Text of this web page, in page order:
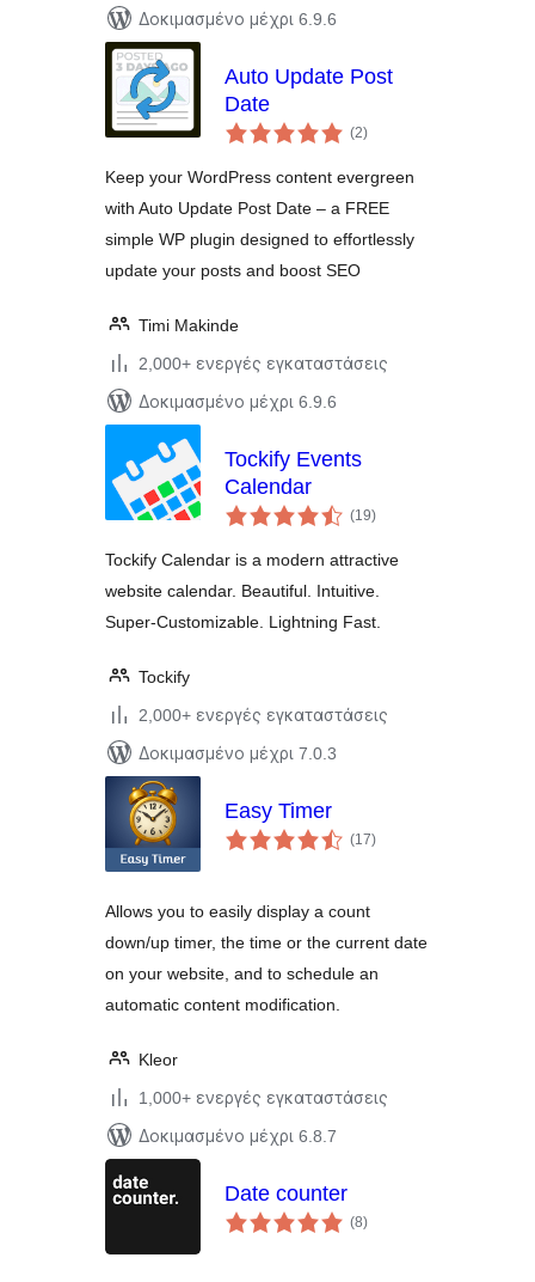
Δοκιμασμένο μέχρι 6.9.6
Auto Update Post
Date
(2αξιολογήσεις
σύνολο
)
Keep your WordPress content evergreen
with Auto Update Post Date – a FREE
simple WP plugin designed to effortlessly
update your posts and boost SEO
Timi Makinde
2,000+ ενεργές εγκαταστάσεις
Δοκιμασμένο μέχρι 6.9.6
Tockify Events
Calendar
(19αξιολογήσεις
σύνολο
)
Tockify Calendar is a modern attractive
website calendar. Beautiful. Intuitive.
Super-Customizable. Lightning Fast.
Tockify
2,000+ ενεργές εγκαταστάσεις
Δοκιμασμένο μέχρι 7.0.3
Easy Timer
(17αξιολογήσεις
σύνολο
)
Allows you to easily display a count
down/up timer, the time or the current date
on your website, and to schedule an
automatic content modification.
Kleor
1,000+ ενεργές εγκαταστάσεις
Δοκιμασμένο μέχρι 6.8.7
Date counter
(8αξιολογήσεις
σύνολο
)